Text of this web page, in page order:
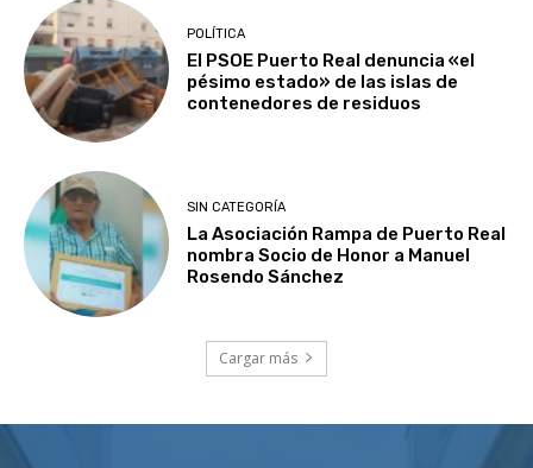
POLÍTICA
El PSOE Puerto Real denuncia «el
pésimo estado» de las islas de
contenedores de residuos
SIN CATEGORÍA
La Asociación Rampa de Puerto Real
nombra Socio de Honor a Manuel
Rosendo Sánchez
Cargar más